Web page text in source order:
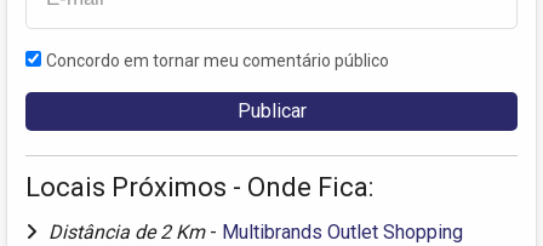
Concordo em tornar meu comentário público
Locais Próximos - Onde Fica:
Distância de 2 Km - Multibrands Outlet Shopping